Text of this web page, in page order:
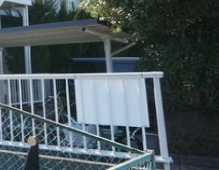
ショップを探す
ライフサポート
ス付き・シニア向け
・よくある質問